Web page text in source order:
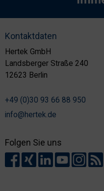
Kontaktdaten
Hertek GmbH
Landsberger Straße 240
12623 Berlin
+49 (0)30 93 66 88 950
info@hertek.de
Folgen Sie uns